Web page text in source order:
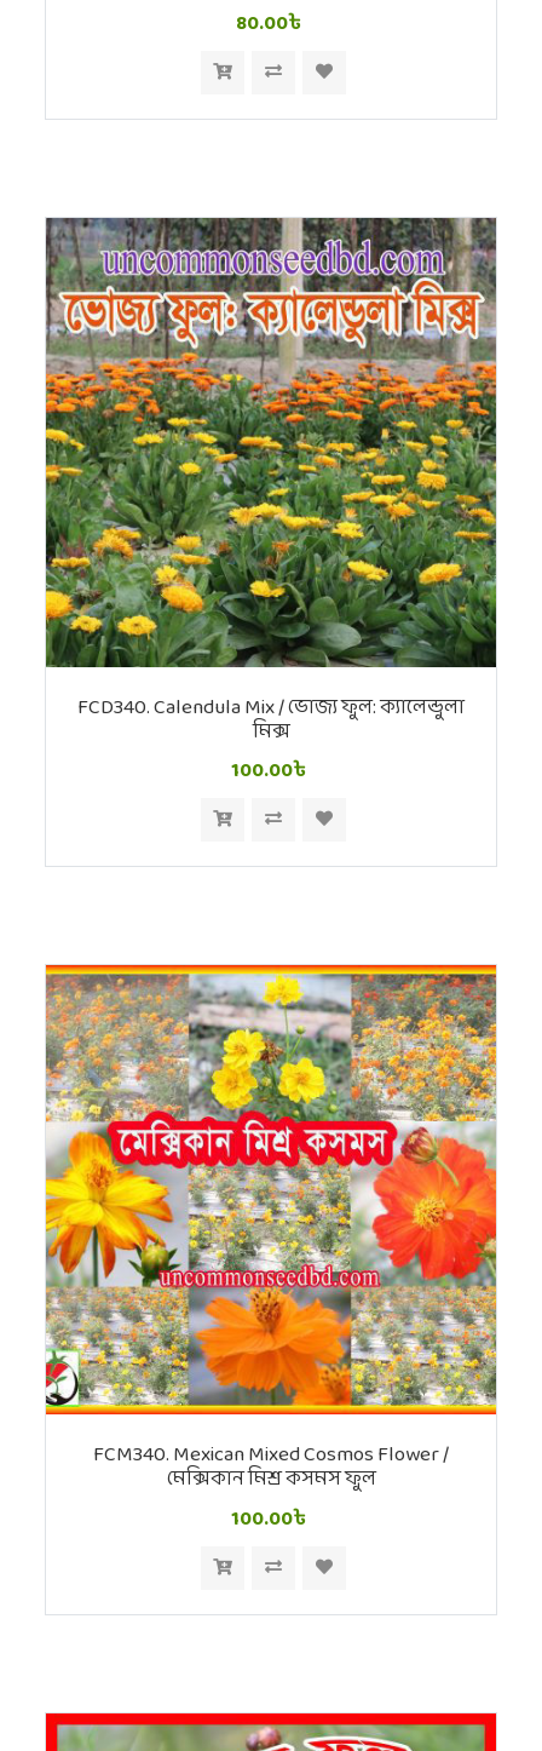
80.00৳
FCD340. Calendula Mix / ভোজ্য ফুল: ক্যালেন্ডুলা
মিক্স
100.00৳
FCM340. Mexican Mixed Cosmos Flower /
মেক্সিকান মিশ্র কসমস ফুল
100.00৳